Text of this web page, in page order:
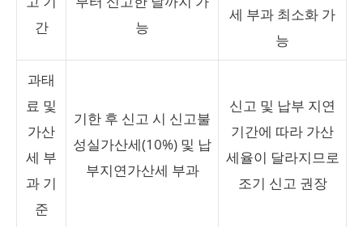
간
능
세 부과 최소화 가
능
과태
료 및
가산
세 부
과 기
준
기한 후 신고 시 신고불
성실가산세(10%) 및 납
부지연가산세 부과
신고 및 납부 지연
기간에 따라 가산
세율이 달라지므로
조기 신고 권장